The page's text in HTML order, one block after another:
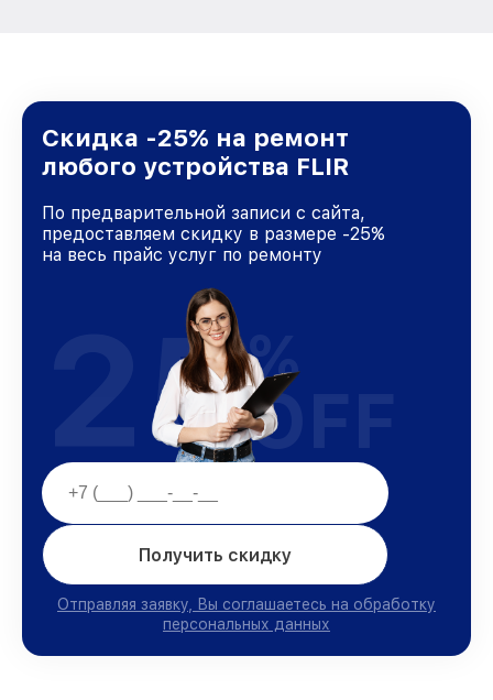
Скидка -25% на ремонт
любого устройства FLIR
По предварительной записи с сайта,
предоставляем скидку в размере -25%
на весь прайс услуг по ремонту
Получить скидку
Отправляя заявку, Вы соглашаетесь на обработку
персональных данных
25%
OFF